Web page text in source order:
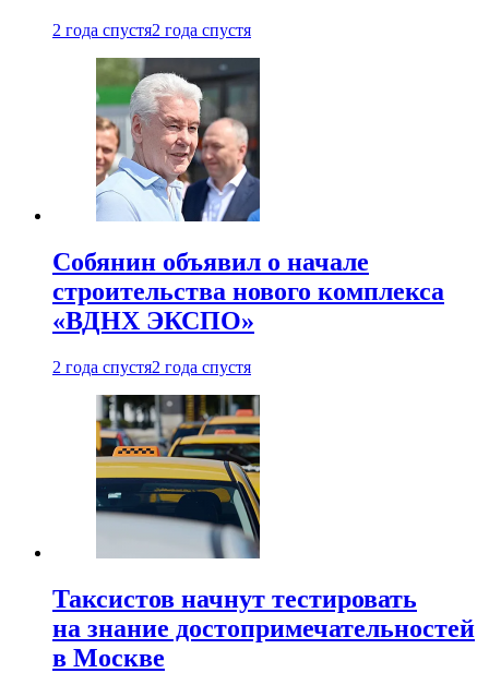
2 года спустя2 года спустя
Собянин объявил о начале
строительства нового комплекса
«ВДНХ ЭКСПО»
2 года спустя2 года спустя
Таксистов начнут тестировать
на знание достопримечательностей
в Москве